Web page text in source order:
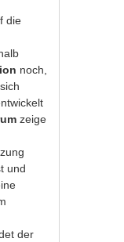
die
noch,
zeige
und
der